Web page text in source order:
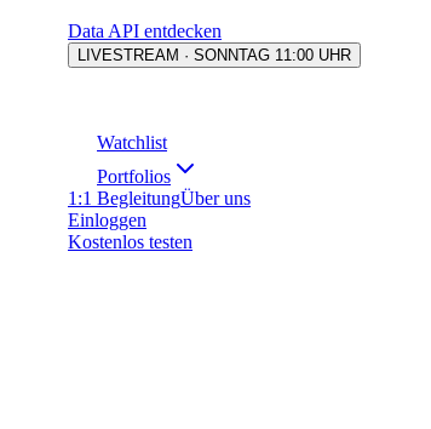
Data API entdecken
LIVESTREAM · SONNTAG 11:00 UHR
Watchlist
Portfolios
1:1 BegleitungÜber uns
Einloggen
Kostenlos testen